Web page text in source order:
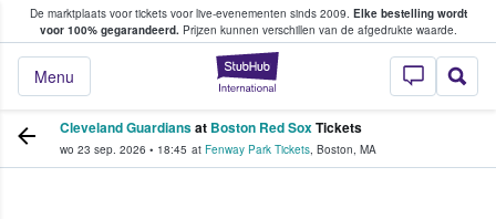
De marktplaats voor tickets voor live-evenementen sinds 2009. Elke bestelling wordt
voor 100% gegarandeerd.Prijzen kunnen verschillen van de afgedrukte waarde.
StubHub: waar
Menu
tickets kopen en verkopen
Cleveland Guardiansat Boston Red SoxTickets
wo 23 sep. 2026 • 18:45 at Fenway Park Tickets, Boston, MA